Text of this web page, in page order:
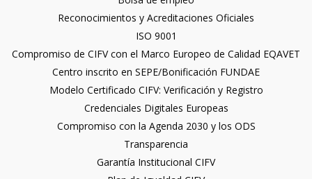
Reconocimientos y Acreditaciones Oficiales
ISO 9001
Compromiso de CIFV con el Marco Europeo de Calidad EQAVET
Centro inscrito en SEPE/Bonificación FUNDAE
Modelo Certificado CIFV: Verificación y Registro
Credenciales Digitales Europeas
Compromiso con la Agenda 2030 y los ODS
Transparencia
Garantía Institucional CIFV